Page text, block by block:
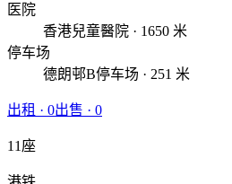
医院
香港兒童醫院 · 1650 米
停车场
德朗邨B停车场 · 251 米
出租 · 0出售 · 0
11座